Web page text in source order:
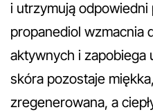
i utrzymują odpowiedni
propanediol wzmacnia
aktywnych i zapobiega
skóra pozostaje
zregenerowana, a